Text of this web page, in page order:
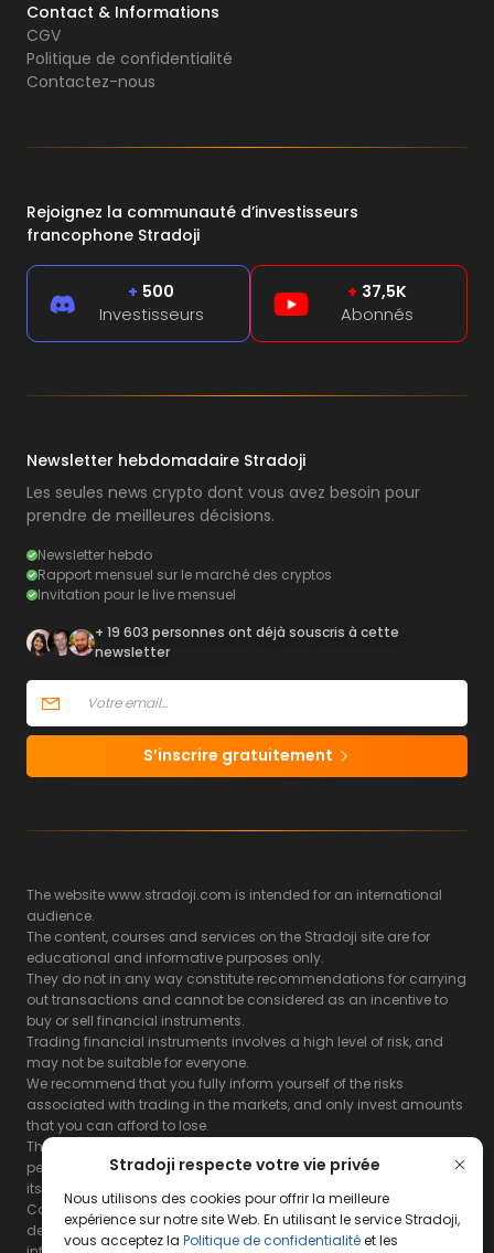
Stradoji respecte votre vie privée
Nous utilisons des cookies pour offrir la meilleure
expérience sur notre site Web. En utilisant le service Stradoji,
vous acceptez la Politique de confidentialitéet les
Contact & Informations
CGV
Politique de confidentialité
Contactez-nous
Rejoignez la communauté d’investisseurs
francophone Stradoji
+ 500
Investisseurs
+ 37,5K
Abonnés
Newsletter hebdomadaire Stradoji
Les seules news crypto dont vous avez besoin pour
prendre de meilleures décisions.
Newsletter hebdo
Rapport mensuel sur le marché des cryptos
Invitation pour le live mensuel
+ 19 603 personnes ont déjà souscris à cette
newsletter
S’inscrire gratuitement
The website www.stradoji.com is intended for an international
audience.
The content, courses and services on the Stradoji site are for
educational and informative purposes only.
They do not in any way constitute recommendations for carrying
out transactions and cannot be considered as an incentive to
buy or sell financial instruments.
Trading financial instruments involves a high level of risk, and
may not be suitable for everyone.
We recommend that you fully inform yourself of the risks
associated with trading in the markets, and only invest amounts
that you can afford to lose.
The Stradoji site does not guarantee the results or the
performance of products based on the information contained on
its site and its servers.
Consequently, the Stradoji site and its publishing company
decline all responsibility in the use that may be made of this